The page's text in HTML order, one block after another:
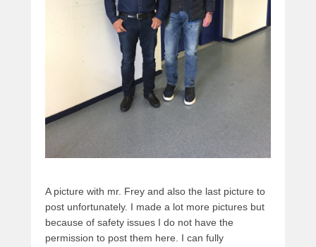
A picture with mr. Frey and also the last picture to
post unfortunately. I made a lot more pictures but
because of safety issues I do not have the
permission to post them here. I can fully